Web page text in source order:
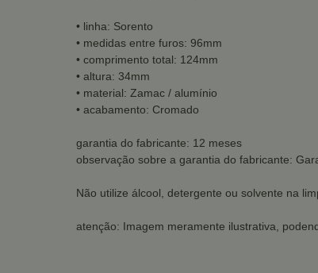
• linha: Sorento
• medidas entre furos: 96mm
• comprimento total: 124mm
• altura: 34mm
• material: Zamac / alumínio
• acabamento: Cromado
garantia do fabricante: 12 meses
observação sobre a garantia do fabricante:
Não utilize álcool, detergente ou solvente na
atenção: Imagem meramente ilustrativa,